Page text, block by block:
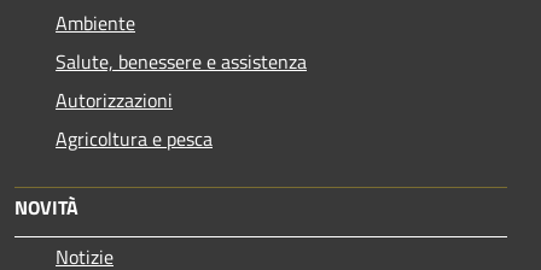
Ambiente
Salute, benessere e assistenza
Autorizzazioni
Agricoltura e pesca
NOVITÀ
Notizie